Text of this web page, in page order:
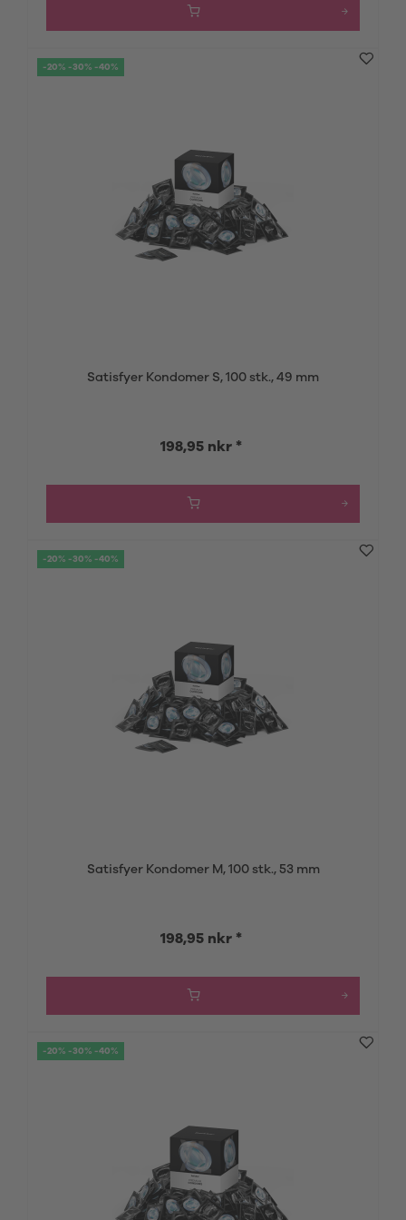
-20% -30% -40%
Satisfyer Kondomer S, 100 stk., 49 mm
198,95 nkr *
-20% -30% -40%
Satisfyer Kondomer M, 100 stk., 53 mm
198,95 nkr *
-20% -30% -40%